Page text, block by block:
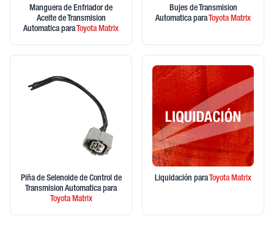
Manguera de Enfriador de
Aceite de Transmision
Automatica para ToyotaMatrix
Bujes de Transmision
Automatica para ToyotaMatrix
Piña de Selenoide de Control de
Transmision Automatica para
ToyotaMatrix
Liquidación para ToyotaMatrix